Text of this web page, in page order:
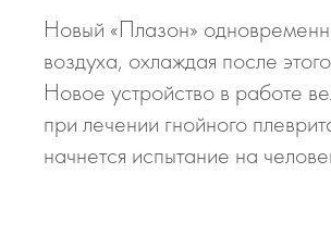
Новый «Плазон»
воздуха, охлаждая после
Новое устройство в работе
при лечении гнойного
начнется испытание на